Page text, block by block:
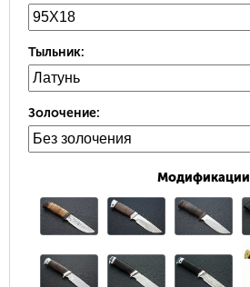
Тыльник:
Золочение:
Модификации